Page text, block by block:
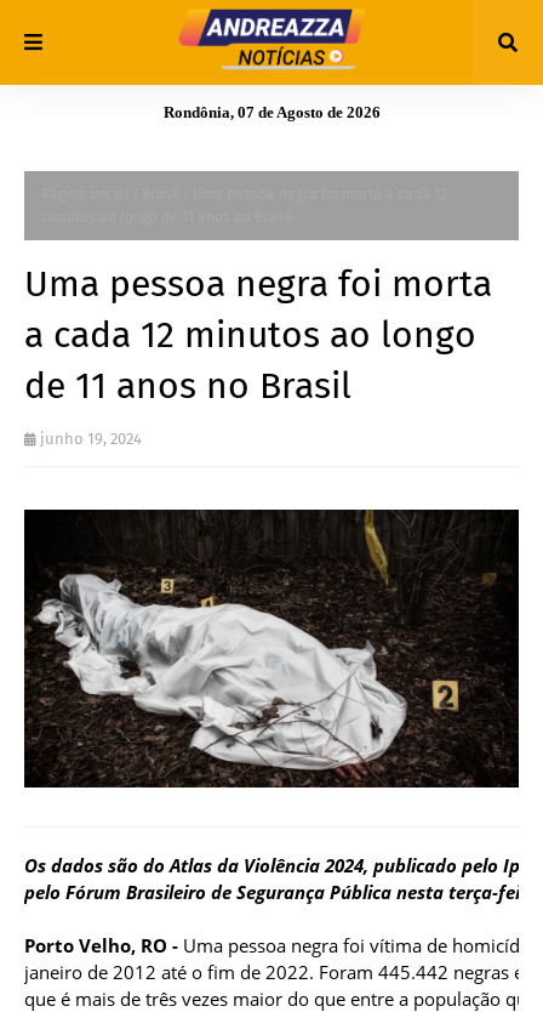
Rondônia, 07 de Agosto de 2026
Uma pessoa negra foi morta
a cada 12 minutos ao longo
de 11 anos no Brasil
junho 19, 2024
Os dados são do Atlas da Violência 2024, publicado pelo
pelo Fórum Brasileiro de Segurança Pública nesta terça-feira
Porto Velho, RO - Uma pessoa negra foi vítima de
janeiro de 2012 até o fim de 2022. Foram 445.442 negras e
que é mais de três vezes maior do que entre a população que